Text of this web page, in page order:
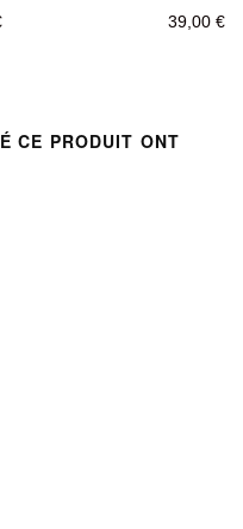
39,00 €
CE PRODUIT ONT